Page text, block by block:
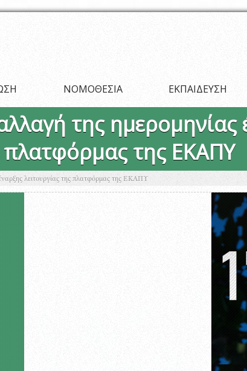
ΝΟΜΟΘΕΣΙΑ ΕΚΠΑΙΔΕΥΣΗ
της ημερομηνίας
πλατφόρμας της ΕΚΑΠΥ
λειτουργίας της πλατφόρμας της ΕΚΑΠΥ